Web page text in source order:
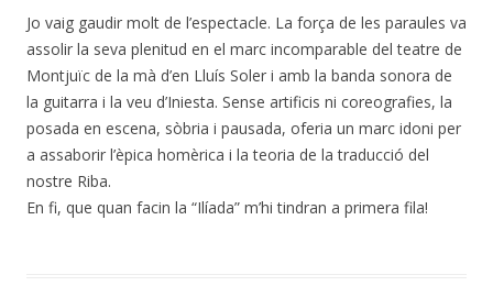
Jo vaig gaudir molt de l’espectacle. La força de les paraules va
assolir la seva plenitud en el marc incomparable del teatre de
Montjuïc de la mà d’en Lluís Soler i amb la banda sonora de
la guitarra i la veu d’Iniesta. Sense artificis ni coreografies, la
posada en escena, sòbria i pausada, oferia un marc idoni per
a assaborir l’èpica homèrica i la teoria de la traducció del
nostre Riba.
En fi, que quan facin la “Ilíada” m’hi tindran a primera fila!